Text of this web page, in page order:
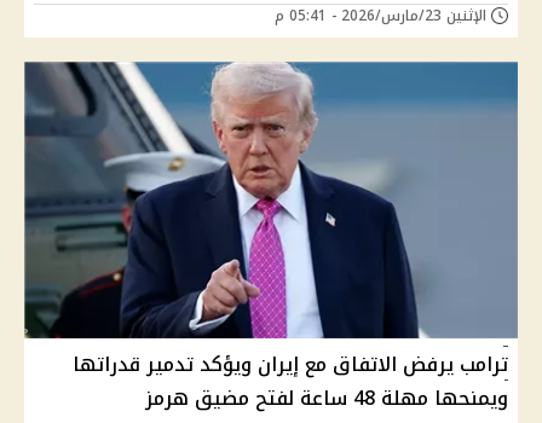
الإثنين 23/مارس/2026 - 05:41 م
ترامب يرفض الاتفاق مع إيران ويؤكد تدمير قدراتها
ويمنحها مهلة 48 ساعة لفتح مضيق هرمز